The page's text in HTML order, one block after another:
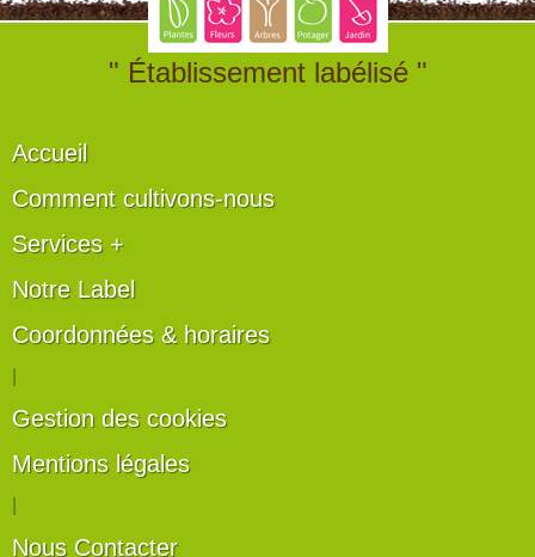
" Établissement labélisé "
Accueil
Comment cultivons-nous
Services +
Notre Label
Coordonnées & horaires
Gestion des cookies
Mentions légales
Nous Contacter